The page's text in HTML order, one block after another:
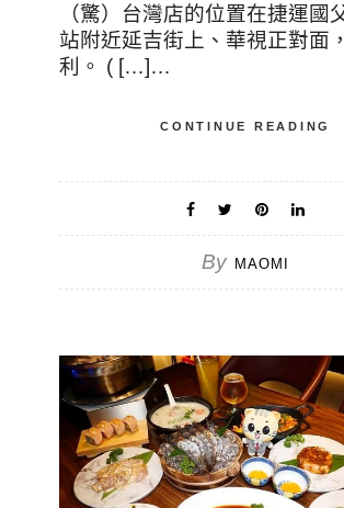
（驚）台灣店的位置在捷運國
站附近延吉街上、華視正對面
利。 ( […]…
CONTINUE READING
By MAOMI